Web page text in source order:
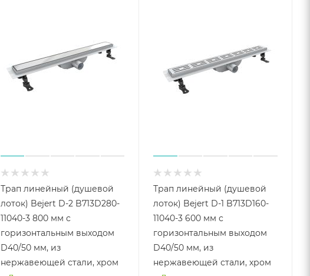
Трап линейный (душевой
лоток) Bejert D-2 B713D280-
11040-3 800 мм с
горизонтальным выходом
D40/50 мм, из
нержавеющей стали, хром
Трап линейный (душевой
лоток) Bejert D-1 B713D160-
11040-3 600 мм с
горизонтальным выходом
D40/50 мм, из
нержавеющей стали, хром